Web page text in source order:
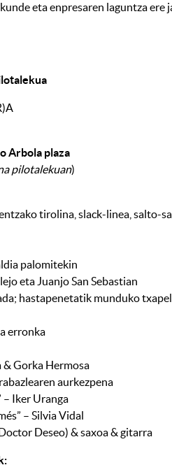
eta enpresaren laguntza ere
Arbola plaza
pilotalekuan)
tirolina, slack-linea, salto-
palomitekin
eta Juanjo San Sebastian
hastapenetatik munduko
erronka
& Gorka Hermosa
aurkezpena
– Iker Uranga
– Silvia Vidal
Deseo) & saxoa & gitarra